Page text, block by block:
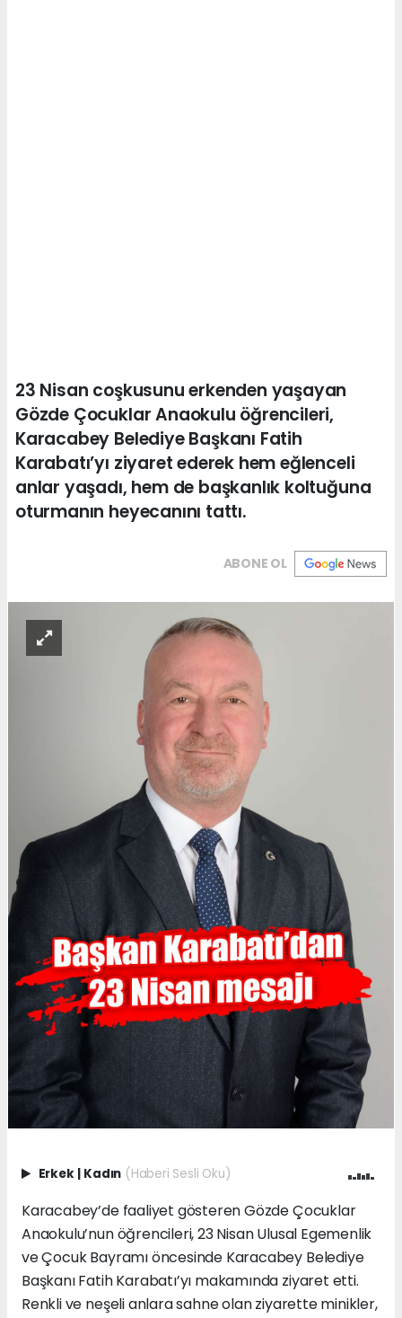
23 Nisan coşkusunu erkenden yaşayan
Gözde Çocuklar Anaokulu öğrencileri,
Karacabey Belediye Başkanı Fatih
Karabatı’yı ziyaret ederek hem eğlenceli
anlar yaşadı, hem de başkanlık koltuğuna
oturmanın heyecanını tattı.
ABONE OL
Erkek | Kadın (Haberi Sesli Oku)
Karacabey’de faaliyet gösteren Gözde Çocuklar
Anaokulu’nun öğrencileri, 23 Nisan Ulusal Egemenlik
ve Çocuk Bayramı öncesinde Karacabey Belediye
Başkanı Fatih Karabatı’yı makamında ziyaret etti.
Renkli ve neşeli anlara sahne olan ziyarette minikler,